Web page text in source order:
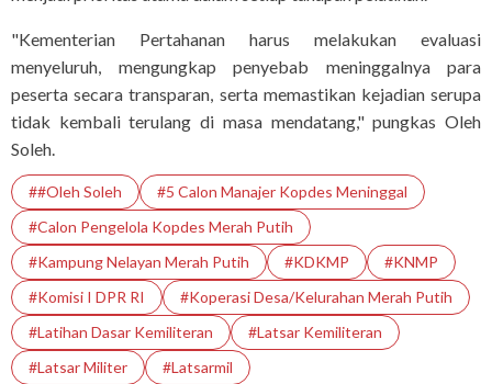
"Kementerian Pertahanan harus melakukan evaluasi
menyeluruh, mengungkap penyebab meninggalnya para
peserta secara transparan, serta memastikan kejadian serupa
tidak kembali terulang di masa mendatang," pungkas Oleh
Soleh.
##Oleh Soleh
#5 Calon Manajer Kopdes Meninggal
#calon Pengelola Kopdes Merah Putih
#Kampung Nelayan Merah Putih
#KDKMP
#KNMP
#Komisi I DPR RI
#Koperasi Desa/Kelurahan Merah Putih
#Latihan Dasar Kemiliteran
#Latsar Kemiliteran
#latsar Militer
#Latsarmil